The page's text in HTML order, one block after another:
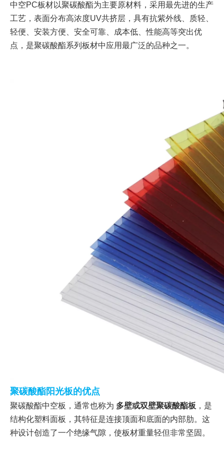
中空PC板材以聚碳酸酯为主要原材料，采用最先进的生产
工艺，表面分布高浓度UV共挤层，具有抗紫外线、质轻、
轻便、安装方便、安全可靠、成本低、性能高等突出优
点，是聚碳酸酯系列板材中应用最广泛的品种之一。
聚碳酸酯阳光板的优点
聚碳酸酯中空板，通常也称为 多壁或双壁聚碳酸酯板 ，是
结构化塑料面板，其特征是连接顶面和底面的内部肋。这
种设计创造了一个绝缘气隙，使板材重量轻但非常坚固。